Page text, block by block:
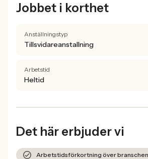
Jobbet i korthet
Anställningstyp
Tillsvidareanstallning
Arbetstid
Heltid
Det här erbjuder vi
Arbetstidsförkortning över